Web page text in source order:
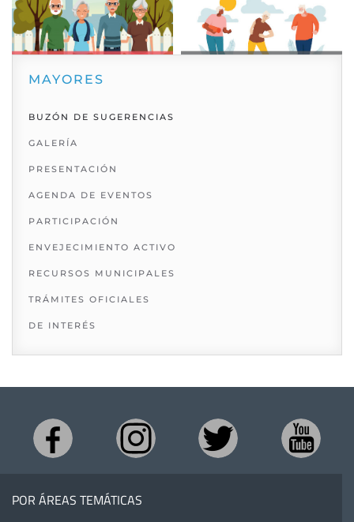
MAYORES
BUZÓN DE SUGERENCIAS
GALERÍA
PRESENTACIÓN
AGENDA DE EVENTOS
PARTICIPACIÓN
ENVEJECIMIENTO ACTIVO
RECURSOS MUNICIPALES
TRÁMITES OFICIALES
DE INTERÉS
POR ÁREAS TEMÁTICAS